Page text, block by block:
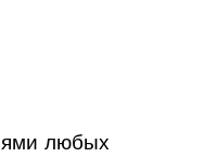
любых